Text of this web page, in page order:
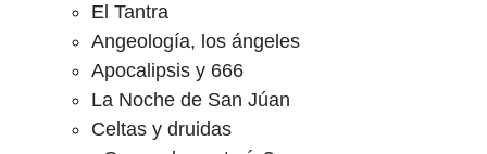
El Tantra
Angeología, los ángeles
Apocalipsis y 666
La Noche de San Júan
Celtas y druidas